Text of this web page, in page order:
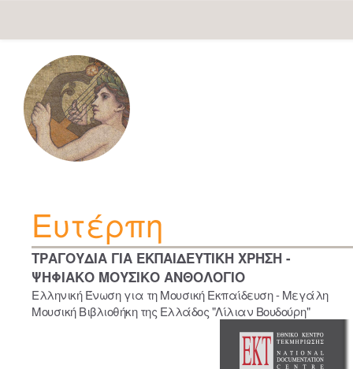
navigation
Ευτέρπη
ΤΡΑΓΟΥΔΙΑ ΓΙΑ ΕΚΠΑΙΔΕΥΤΙΚΗ ΧΡΗΣΗ -
ΨΗΦΙΑΚΟ ΜΟΥΣΙΚΟ ΑΝΘΟΛΟΓΙΟ
Ελληνική Ένωση για τη Μουσική Εκπαίδευση - Μεγάλη
Μουσική Βιβλιοθήκη της Ελλάδος "Λίλιαν Βουδούρη"